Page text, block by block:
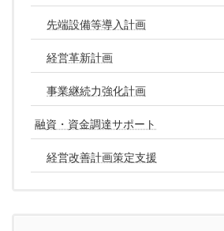
先端設備等導入計画
経営革新計画
事業継続力強化計画
融資・資金調達サポート
経営改善計画策定支援